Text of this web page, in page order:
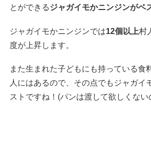
とができるジャガイモかニンジンがベ
ジャガイモかニンジンでは12個以上村
度が上昇します。
また生まれた子どもにも持っている食
人にはあるので、その点でもジャガイ
ストですね！(パンは渡して欲しくない